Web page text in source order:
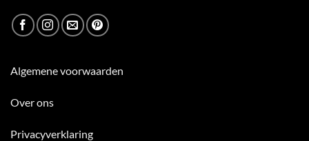
Algemene voorwaarden
Over ons
Privacyverklaring